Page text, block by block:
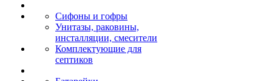
Сифоны и гофры
Унитазы, раковины,
инсталляции, смесители
Комплектующие для
септиков